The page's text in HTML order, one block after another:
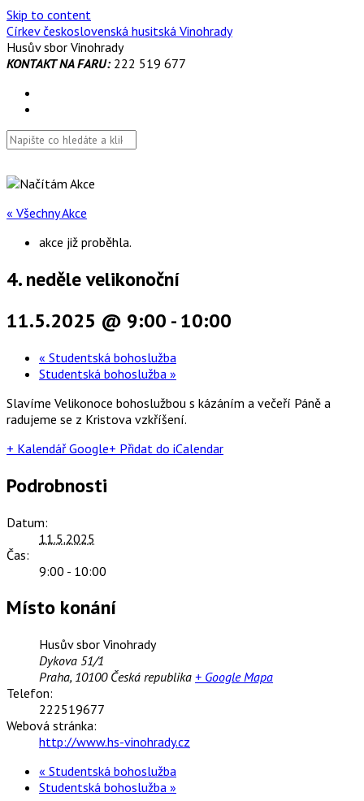
Skip to content
Církev československá husitská Vinohrady
Husův sbor Vinohrady
KONTAKT NA FARU:222 519 677
« Všechny Akce
akce již proběhla.
4. neděle velikonoční
11.5.2025 @ 9:00 -10:00
« Studentská bohoslužba
Studentská bohoslužba »
Slavíme Velikonoce bohoslužbou s kázáním a večeří Páně a
radujeme se z Kristova vzkříšení.
+ Kalendář Google+ Přidat do iCalendar
Podrobnosti
Datum:
11.5.2025
Čas:
9:00 - 10:00
Místo konání
Husův sbor Vinohrady
Dykova 51/1
Praha, 10100 Česká republika + Google Mapa
Telefon:
222519677
Webová stránka:
http://www.hs-vinohrady.cz
« Studentská bohoslužba
Studentská bohoslužba »